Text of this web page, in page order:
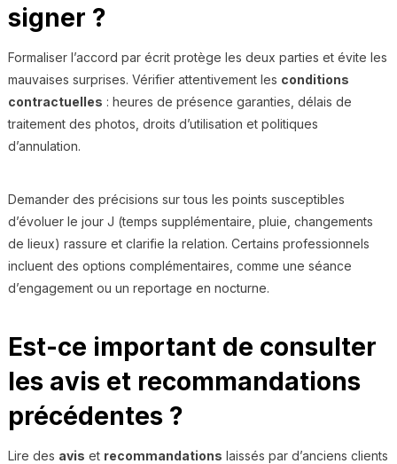
signer ?
Formaliser l’accord par écrit protège les deux parties et évite les
mauvaises surprises. Vérifier attentivement les conditions
contractuelles : heures de présence garanties, délais de
traitement des photos, droits d’utilisation et politiques
d’annulation.
Demander des précisions sur tous les points susceptibles
d’évoluer le jour J (temps supplémentaire, pluie, changements
de lieux) rassure et clarifie la relation. Certains professionnels
incluent des options complémentaires, comme une séance
d’engagement ou un reportage en nocturne.
Est-ce important de consulter
les avis et recommandations
précédentes ?
Lire des avis et recommandations laissés par d’anciens clients